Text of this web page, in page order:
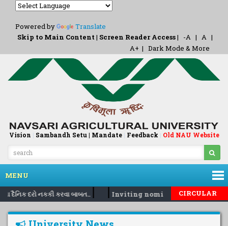
Powered by
Translate
Skip to Main Content | Screen Reader Access| -A | A |
A+ | Dark Mode & More
Vision | Sambandh Setu | Mandate| Feedback | Old NAU Website
MENU
દૈનિક દરો નકકી કરવા બાબત..| | Inviting nomination for 5 days
CIRCULAR